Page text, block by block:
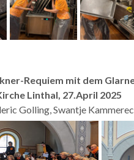
Requiem mit dem
Linthal, 27.April 2025
Golling, Swantje